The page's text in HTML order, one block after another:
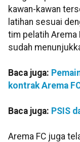
kawan-kawan
latihan sesuai
tim pelatih Arema
sudah
Baca juga:
kontrak Arema
Baca juga: PSIS
Arema FC juga